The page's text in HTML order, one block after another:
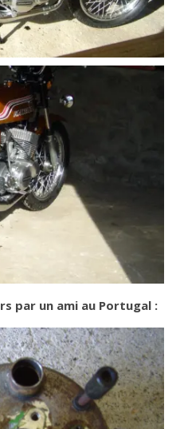
par un ami au Portugal :